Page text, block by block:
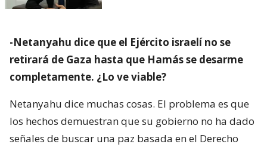
-Netanyahu dice que el Ejército israelí no se
retirará de Gaza hasta que Hamás se desarme
completamente. ¿Lo ve viable?
Netanyahu dice muchas cosas. El problema es que
los hechos demuestran que su gobierno no ha dado
señales de buscar una paz basada en el Derecho